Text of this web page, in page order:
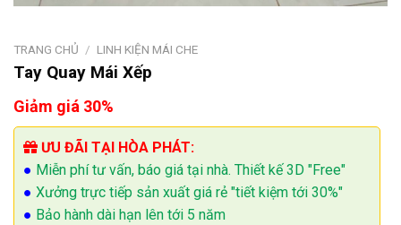
TRANG CHỦ / LINH KIỆN MÁI CHE
Tay Quay Mái Xếp
Giảm giá 30%
ƯU ĐÃI TẠI HÒA PHÁT:
● Miễn phí tư vấn, báo giá tại nhà. Thiết kế 3D "Free"
● Xưởng trực tiếp sản xuất giá rẻ "tiết kiệm tới 30%"
● Bảo hành dài hạn lên tới 5 năm